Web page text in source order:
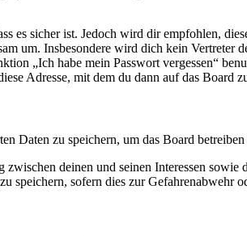
es sicher ist. Jedoch wird dir empfohlen,
um. Insbesondere wird dich kein
„Ich habe mein Passwort vergessen“
Adresse, mit dem du dann auf das Board
Daten zu speichern, um das Board
deinen und seinen Interessen
speichern, sofern dies zur Gefahrenabwehr